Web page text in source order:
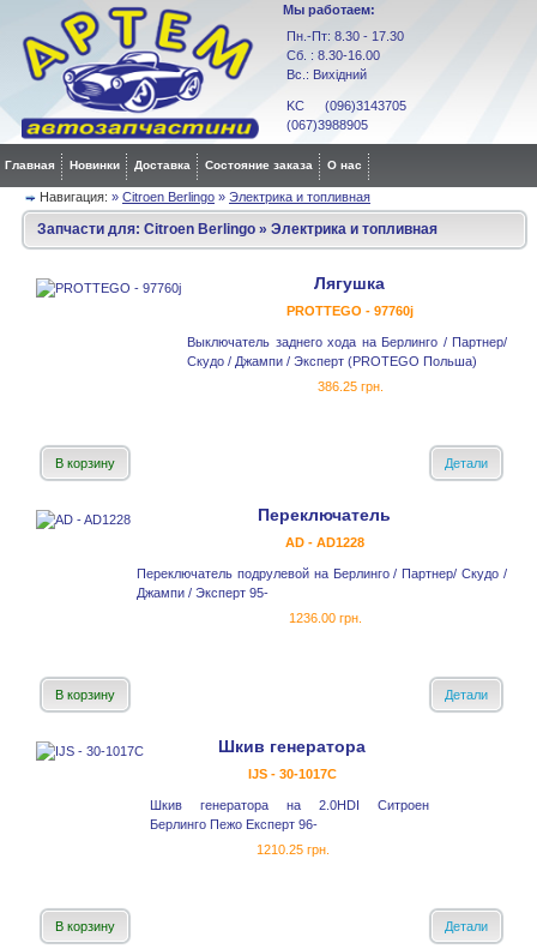
Мы работаем:
Пн.-Пт: 8.30 - 17.30
Сб. : 8.30-16.00
Вс.: Вихідний
KC (096)3143705
(067)3988905
Главная Новинки Доставка Состояние заказа О нас
Навигация: » Citroen Berlingo » Электрика и топливная
Запчасти для: Citroen Berlingo » Электрика и топливная
Лягушка
PROTTEGO - 97760j
Выключатель заднего хода на Берлинго / Партнер/
Скудо / Джампи / Эксперт (PROTEGO Польша)
386.25 грн.
В корзину Детали
Переключатель
AD - AD1228
Переключатель подрулевой на Берлинго / Партнер/ Скудо /
Джампи / Эксперт 95-
1236.00 грн.
В корзину Детали
Шкив генератора
IJS - 30-1017С
Шкив генератора на 2.0HDI Ситроен
Берлинго Пежо Експерт 96-
1210.25 грн.
В корзину Детали